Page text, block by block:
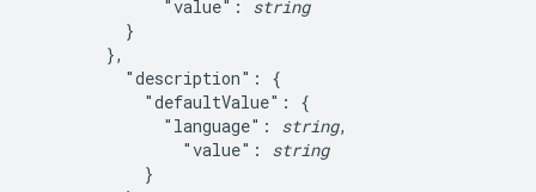
              "value":
string
          }
        },
          "description": {
            "defaultValue": {
              "language":
string,
                "value":
string
            }